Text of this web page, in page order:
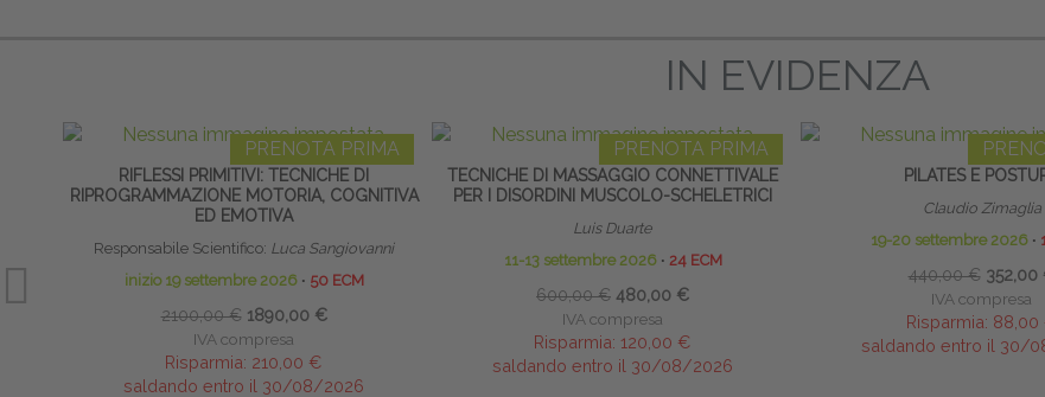
IN EVIDENZA
PRENOTA PRIMA
RIFLESSI PRIMITIVI: TECNICHE DI
RIPROGRAMMAZIONE MOTORIA, COGNITIVA
ED EMOTIVA
Responsabile Scientifico: Luca Sangiovanni
inizio 19 settembre 2026 ∙ 50 ECM
2100,00 € 1890,00 €
IVA compresa
Risparmia: 210,00 €
saldando entro il 30/08/2026
PRENOTA PRIMA
TECNICHE DI MASSAGGIO CONNETTIVALE
PER I DISORDINI MUSCOLO-SCHELETRICI
Luis Duarte
11-13 settembre 2026 ∙ 24 ECM
600,00 € 480,00 €
IVA compresa
Risparmia: 120,00 €
saldando entro il 30/08/2026
PILATES E
Claudio Zimaglia
19-20 settembre 2026 ∙
440,00 € 352,00
IVA compresa
Risparmia: 88,00
saldando entro il 30/